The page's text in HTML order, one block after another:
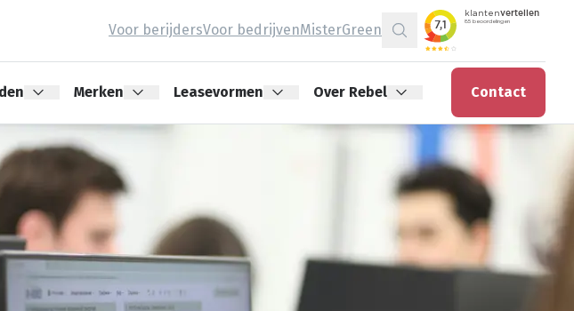
Voor berijdersVoor bedrijvenMisterGreen
Zoeken
Merken Leasevormen Over Rebel Contact